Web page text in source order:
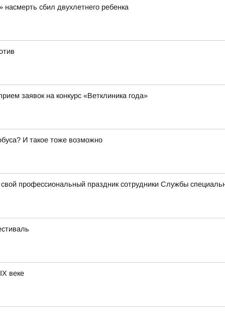
сбил двухлетнего ребенка
заявок на конкурс «Ветклиника года»
И такое тоже возможно
профессиональный праздник сотрудники Службы
веке